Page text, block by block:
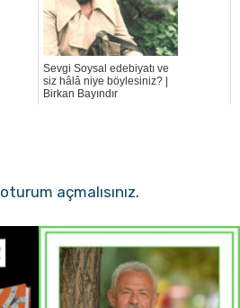
Sevgi Soysal edebiyatı ve
siz hâlâ niye böylesiniz? |
Birkan Bayındır
oturum açmalısınız.